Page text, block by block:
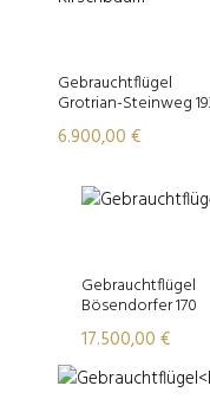
Gebrauchtflügel
Grotrian-Steinweg
6.900,00 €
Gebrauchtflügel
Bösendorfer 170
17.500,00 €